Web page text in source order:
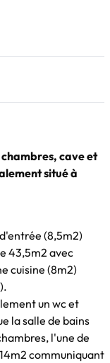
cave et
situé à
(8,5m2)
43,5m2 avec
cuisine (8m2)
un wc et
la salle de bains
l'une de
communiquant